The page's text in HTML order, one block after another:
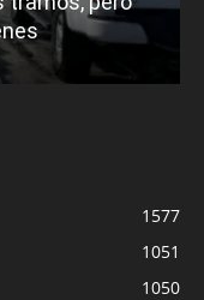
1577
1051
1050